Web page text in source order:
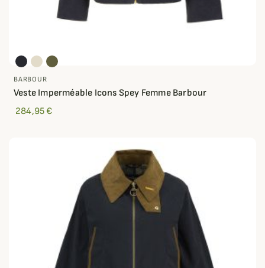
BARBOUR
Veste Imperméable Icons Spey Femme Barbour
284,95 €